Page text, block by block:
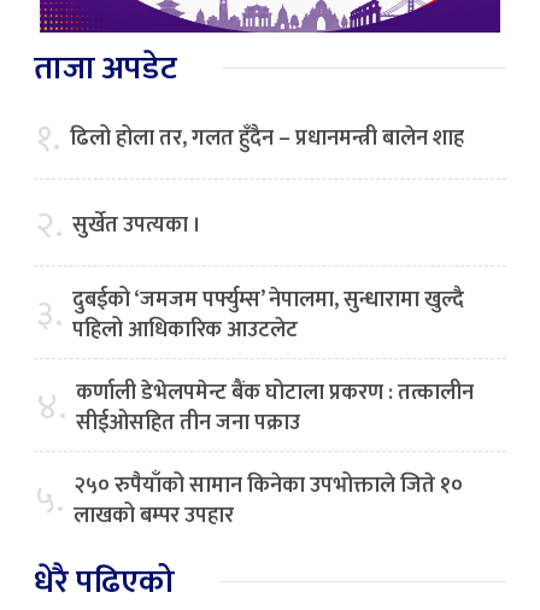
ताजा अपडेट
१. ढिलो होला तर, गलत हुँदैन – प्रधानमन्त्री बालेन शाह
२. सुर्खेत उपत्यका ।
३. दुबईको ‘जमजम पर्फ्युम्स’ नेपालमा, सुन्धारामा खुल्दै
पहिलो आधिकारिक आउटलेट
४. कर्णाली डेभेलपमेन्ट बैंक घोटाला प्रकरण : तत्कालीन
सीईओसहित तीन जना पक्राउ
५. २५० रुपैयाँको सामान किनेका उपभोक्ताले जिते १०
लाखको बम्पर उपहार
धेरै पढिएको